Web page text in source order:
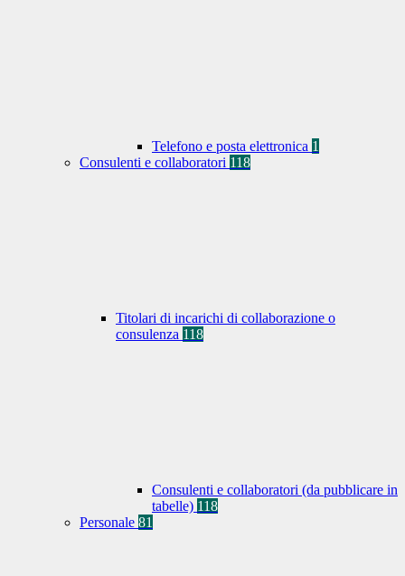
Telefono e posta elettronica 1
Consulenti e collaboratori 118
Titolari di incarichi di collaborazione o
consulenza 118
Consulenti e collaboratori (da pubblicare in
tabelle) 118
Personale 81